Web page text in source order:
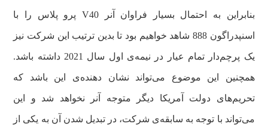
بنابراین به احتمال بسیار فراوان آنر V40 پرو پلاس را با
اسنپدراگون 888 شاهد خواهیم بود تا بدین ترتیب این شرکت نیز
یک پرچم‌دار تمام عیار در نیمه‌ی اول سال 2021 داشته باشد.
همچنین این موضوع می‌تواند نشان دهنده‌ی این باشد که
تحریم‌های دولت آمریکا دیگر متوجه آنر نخواهد شد و این
می‌تواند با توجه به سابقه‌ی شرکت، در تبدیل شدن آن به یکی از